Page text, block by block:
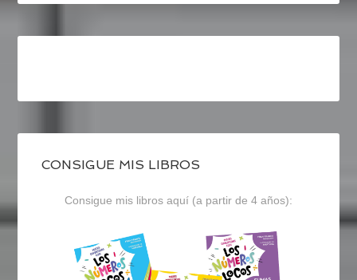
CONSIGUE MIS LIBROS
Consigue mis libros aquí (a partir de 4 años):